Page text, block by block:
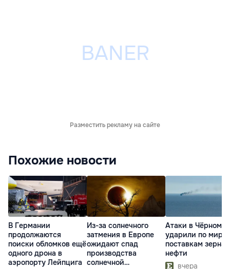
Разместить рекламу на сайте
Похожие новости
В Германии
продолжаются
поиски обломков ещё
одного дрона в
аэропорту Лейпцига
Из-за солнечного
затмения в Европе
ожидают спад
производства
солнечной
Атаки в Чёрном
ударили по
поставкам зерна
нефти
вчера